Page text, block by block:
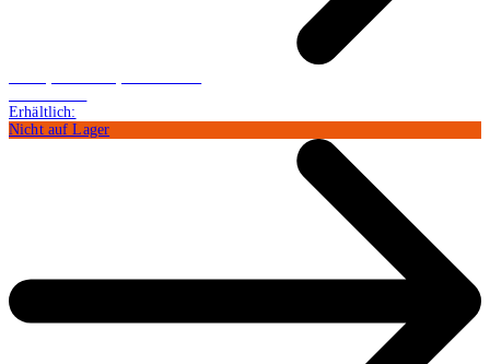
Erhältlich:
Nicht auf Lager